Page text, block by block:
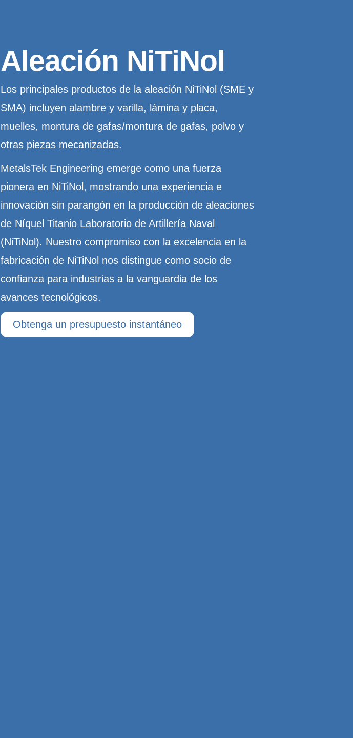
Aleación NiTiNol
Los principales productos de la aleación NiTiNol (SME y
SMA) incluyen alambre y varilla, lámina y placa,
muelles, montura de gafas/montura de gafas, polvo y
otras piezas mecanizadas.
MetalsTek Engineering emerge como una fuerza
pionera en NiTiNol, mostrando una experiencia e
innovación sin parangón en la producción de aleaciones
de Níquel Titanio Laboratorio de Artillería Naval
(NiTiNol). Nuestro compromiso con la excelencia en la
fabricación de NiTiNol nos distingue como socio de
confianza para industrias a la vanguardia de los
avances tecnológicos.
Obtenga un presupuesto instantáneo